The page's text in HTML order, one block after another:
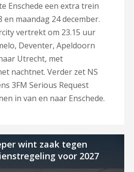
Enschede een extra trein
en maandag 24 december.
vertrekt om 23.15 uur
Deventer, Apeldoorn
Utrecht, met
nachtnet. Verder zet NS
3FM Serious Request
in van en naar Enschede.
wint zaak tegen
voor 2027